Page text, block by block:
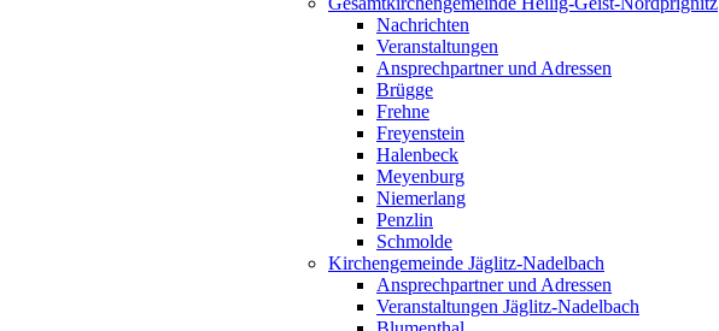
Nachrichten
Veranstaltungen
Ansprechpartner und Adressen
Brügge
Frehne
Freyenstein
Halenbeck
Meyenburg
Niemerlang
Penzlin
Schmolde
Kirchengemeinde Jäglitz-Nadelbach
Ansprechpartner und Adressen
Veranstaltungen Jäglitz-Nadelbach